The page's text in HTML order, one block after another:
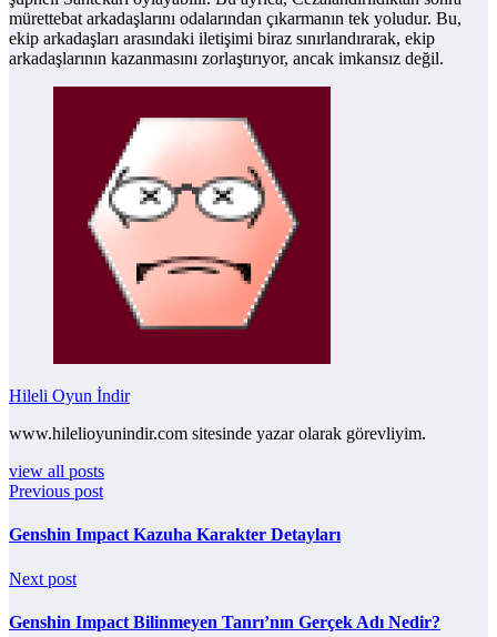
mürettebat arkadaşlarını odalarından çıkarmanın tek yoludur. Bu,
ekip arkadaşları arasındaki iletişimi biraz sınırlandırarak, ekip
arkadaşlarının kazanmasını zorlaştırıyor, ancak imkansız değil.
Hileli Oyun İndir
www.hilelioyunindir.com sitesinde yazar olarak görevliyim.
view all posts
Previous post
Genshin Impact Kazuha Karakter Detayları
Next post
Genshin Impact Bilinmeyen Tanrı’nın Gerçek Adı Nedir?